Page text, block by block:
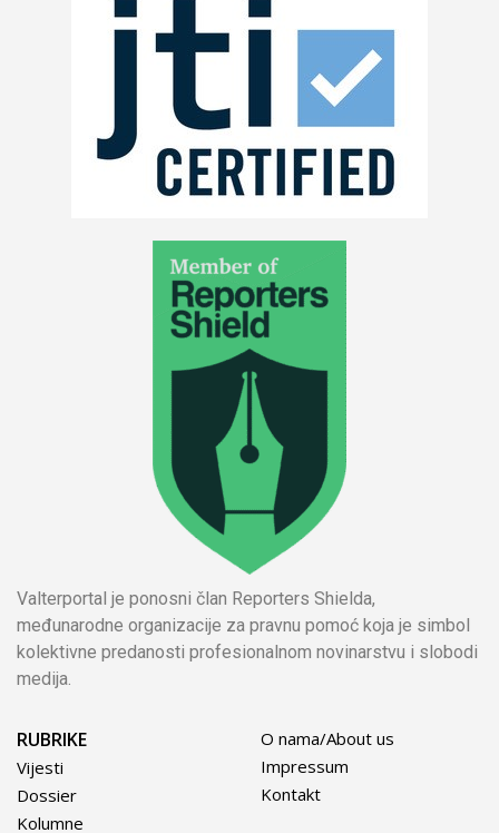
Valterportal je ponosni član Reporters Shielda,
međunarodne organizacije za pravnu pomoć koja je simbol
kolektivne predanosti profesionalnom novinarstvu i slobodi
medija.
RUBRIKE
Vijesti
Dossier
Kolumne
O nama/About us
Impressum
Kontakt